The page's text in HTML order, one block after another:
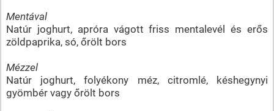
Mentával
Natúr joghurt, apróra vágott friss mentalevél és erős
zöldpaprika, só, őrölt bors
Mézzel
Natúr joghurt, folyékony méz, citromlé, késhegynyi
gyömbér vagy őrölt bors